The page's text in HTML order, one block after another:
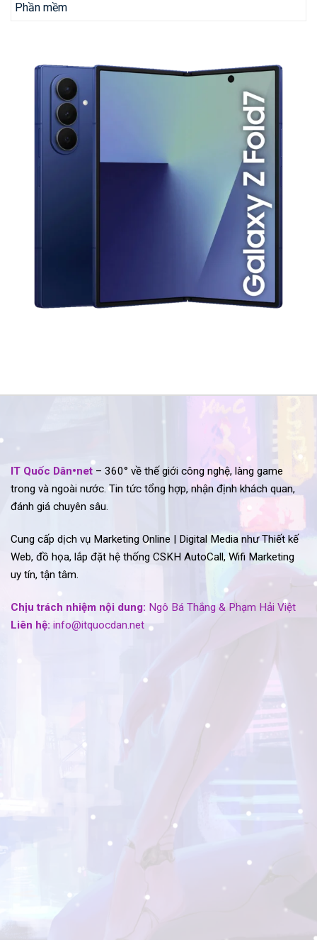
Phần mềm
IT Quốc Dân•net – 360° về thế giới công nghệ, làng game
trong và ngoài nước. Tin tức tổng hợp, nhận định khách quan,
đánh giá chuyên sâu.
Cung cấp dịch vụ Marketing Online | Digital Media như Thiết kế
Web, đồ họa, lắp đặt hệ thống CSKH AutoCall, Wifi Marketing
uy tín, tận tâm.
Chịu trách nhiệm nội dung: Ngô Bá Thắng & Phạm Hải Việt
Liên hệ: info@itquocdan.net